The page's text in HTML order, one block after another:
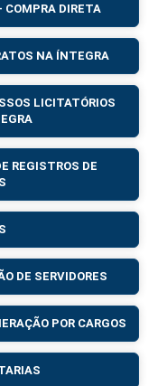
COMPRA DIRETA
NA ÍNTEGRA
LICITATÓRIOS
REGISTROS DE
DE SERVIDORES
POR CARGOS